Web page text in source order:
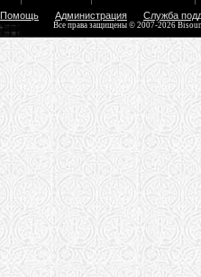
Помощь Администрация Служба
Все права защищены © 2007-2026